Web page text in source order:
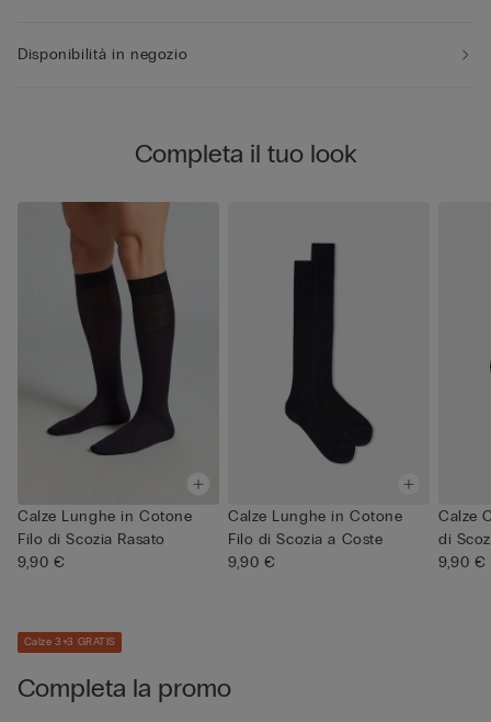
Disponibilità in negozio
Completa il tuo look
Calze Lunghe in Cotone
Filo di Scozia Rasato
9,90 €
Calze Lunghe in Cotone
Filo di Scozia a Coste
9,90 €
Calze
di
9,90 €
Calze 3+3 GRATIS
Completa la promo